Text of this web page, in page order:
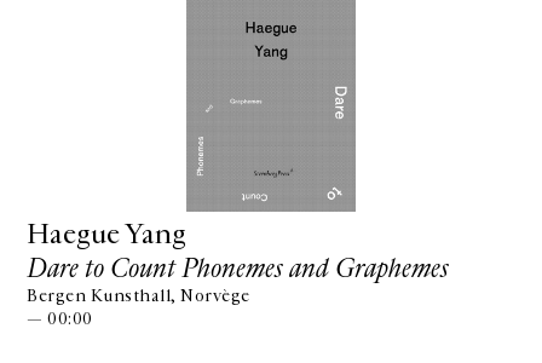
Haegue Yang
Dare to Count Phonemes and Graphemes
Bergen Kunsthall, Norvège
— 00:00